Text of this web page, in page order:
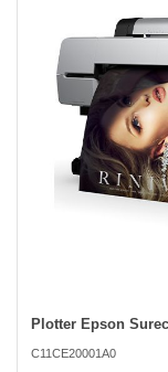
Plotter Epson
C11CE20001A0
Skip
the